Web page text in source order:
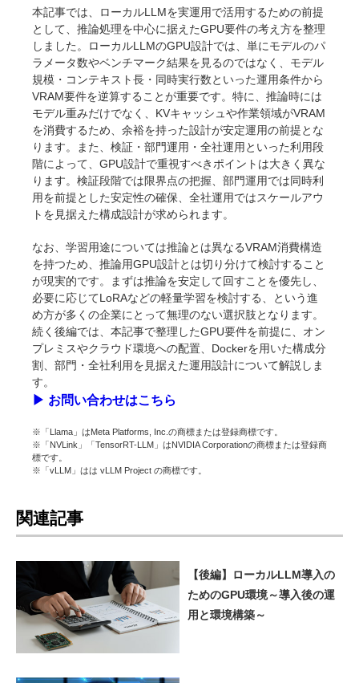
本記事では、ローカルLLMを実運用で活用するための前提
として、推論処理を中心に据えたGPU要件の考え方を整理
しました。ローカルLLMのGPU設計では、単にモデルのパ
ラメータ数やベンチマーク結果を見るのではなく、モデル
規模・コンテキスト長・同時実行数といった運用条件から
VRAM要件を逆算することが重要です。特に、推論時には
モデル重みだけでなく、KVキャッシュや作業領域がVRAM
を消費するため、余裕を持った設計が安定運用の前提とな
ります。また、検証・部門運用・全社運用といった利用段
階によって、GPU設計で重視すべきポイントは大きく異な
ります。検証段階では限界点の把握、部門運用では同時利
用を前提とした安定性の確保、全社運用ではスケールアウ
トを見据えた構成設計が求められます。
なお、学習用途については推論とは異なるVRAM消費構造
を持つため、推論用GPU設計とは切り分けて検討すること
が現実的です。まずは推論を安定して回すことを優先し、
必要に応じてLoRAなどの軽量学習を検討する、という進
め方が多くの企業にとって無理のない選択肢となります。
続く後編では、本記事で整理したGPU要件を前提に、オン
プレミスやクラウド環境への配置、Dockerを用いた構成分
割、部門・全社利用を見据えた運用設計について解説しま
す。
▶︎ お問い合わせはこちら
※「Llama」はMeta Platforms, Inc.の商標または登録商標です。
※「NVLink」「TensorRT-LLM」はNVIDIA Corporationの商標または登録商
標です。
※「vLLM」はは vLLM Project の商標です。
関連記事
【後編】ローカルLLM導入の
ためのGPU環境～導入後の運
用と環境構築～